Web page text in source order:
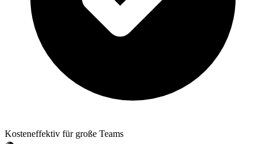
Kosteneffektiv für große Teams